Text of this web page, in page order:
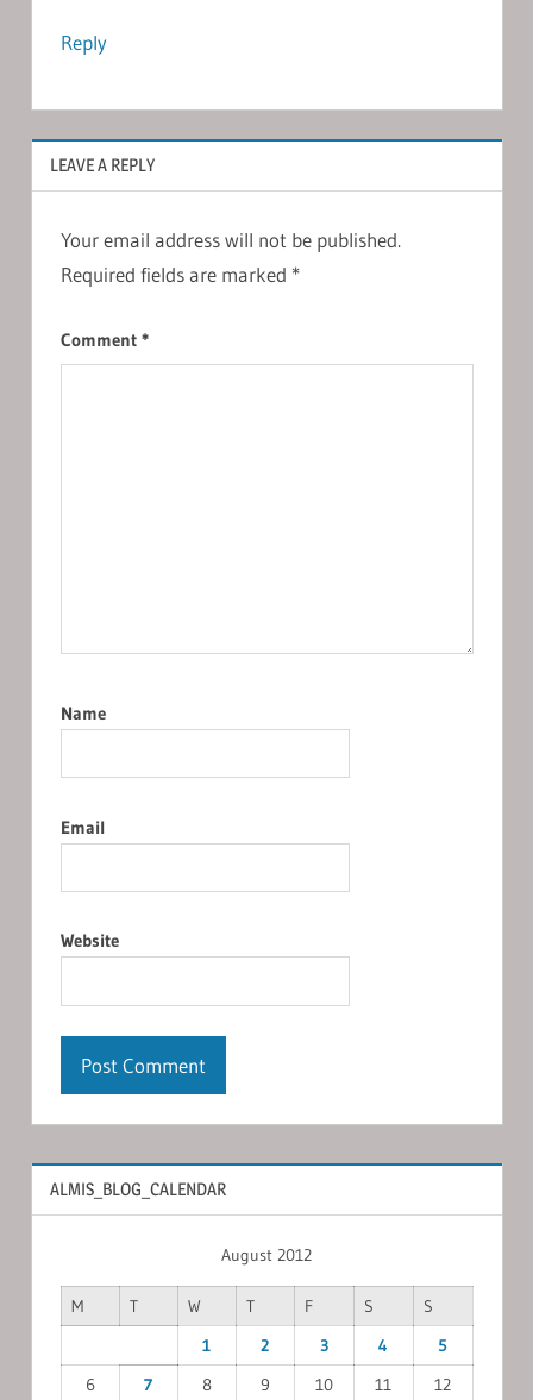
Reply
LEAVE A REPLY
Your email address will not be published.
Required fields are marked *
Comment *
Name
Email
Website
ALMIS_BLOG_CALENDAR
August 2012
M T W T F S
S
1
2 3 4
5
6
7 8 9 10 11
12